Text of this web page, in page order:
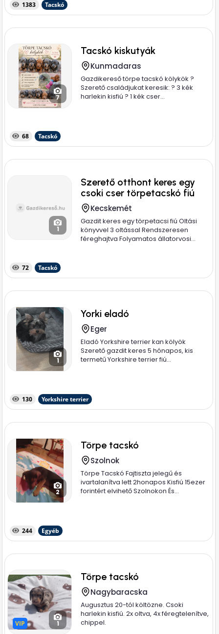
1383 Tacskó
7
Tacskó kiskutyák
Kunmadaras
Gazdikereső törpe tacskó kölykök ?
Szerető családjukat keresik: ? 3 kék
harlekin kisfiú ? 1 kék cser...
68 Tacskó
1
Szerető otthont keres egy
csoki cser törpetacskó fiú
Kecskemét
Gazdit keres egy törpetacsi fiú Oltási
könyvvel 3 oltással Rendszeresen
féreghajtva Folyamatos állatorvosi...
72 Tacskó
1
Yorki eladó
Eger
Eladó Yorkshire terrier kan kölyök
Szerető gazdit keres 5 hónapos, kis
termetű Yorkshire terrier fiú...
130 Yorkshire terrier
2
Törpe tacskó
Szolnok
Törpe Tacskó Fajtiszta jelegű és
ivartalanítva lett 2honapos Kisfiú 15ezer
forintért elvihető Szolnokon És...
244 Egyéb
VIP
VIP 1
Törpe tacskó
Nagybaracska
Augusztus 20-tól költözne. Csoki
harlekin kisfiú. 2x oltva, 4x féregtelenítve,
chippel.